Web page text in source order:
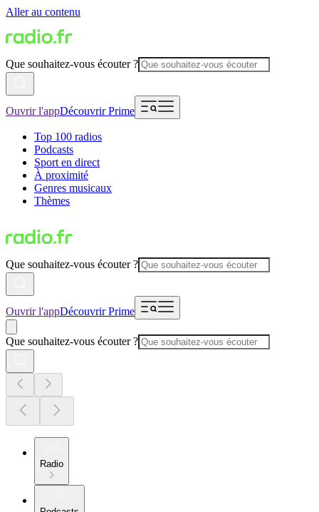
Aller au contenu
Que souhaitez-vous écouter ?
Ouvrir l'appDécouvrir Prime
Top 100 radios
Podcasts
Sport en direct
À proximité
Genres musicaux
Thèmes
Que souhaitez-vous écouter ?
Ouvrir l'appDécouvrir Prime
Que souhaitez-vous écouter ?
Radio